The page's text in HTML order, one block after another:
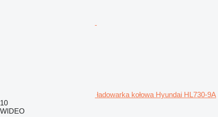
ładowarka kołowa Hyundai HL730-9A
10
WIDEO